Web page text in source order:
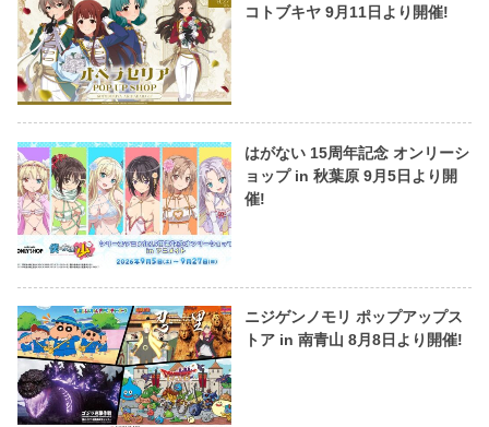
コトブキヤ 9月11日より開催!
はがない 15周年記念 オンリーシ
ョップ in 秋葉原 9月5日より開
催!
ニジゲンノモリ ポップアップス
トア in 南青山 8月8日より開催!